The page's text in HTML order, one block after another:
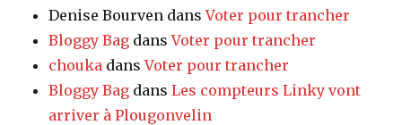
Denise Bourven dansVoter pour trancher
Bloggy Bag dansVoter pour trancher
chouka dansVoter pour trancher
Bloggy Bag dansLes compteurs Linky vont
arriver à Plougonvelin